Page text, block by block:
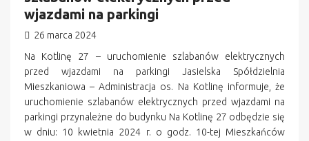
wjazdami na parkingi
26 marca 2024
Na Kotlinę 27 – uruchomienie szlabanów elektrycznych
przed wjazdami na parkingi Jasielska Spółdzielnia
Mieszkaniowa – Administracja os. Na Kotlinę informuje, że
uruchomienie szlabanów elektrycznych przed wjazdami na
parkingi przynależne do budynku Na Kotlinę 27 odbędzie się
w dniu: 10 kwietnia 2024 r. o godz. 10-tej Mieszkańców